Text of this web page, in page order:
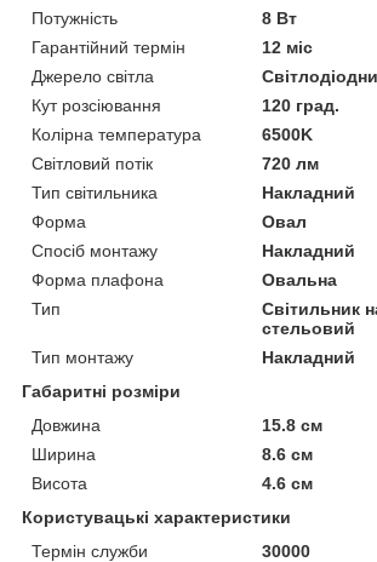
Потужність
8 Вт
Гарантійний термін
12 міс
Джерело світла
Кут розсіювання
120 град.
Колірна температура
6500K
Світловий потік
720 лм
Тип світильника
Накладний
Форма
Овал
Спосіб монтажу
Накладний
Форма плафона
Овальна
Тип
Світильник
стельовий
Тип монтажу
Накладний
Габаритні розміри
Довжина
15.8 см
Ширина
8.6 см
Висота
4.6 см
Користувацькі характеристики
Термін служби
30000